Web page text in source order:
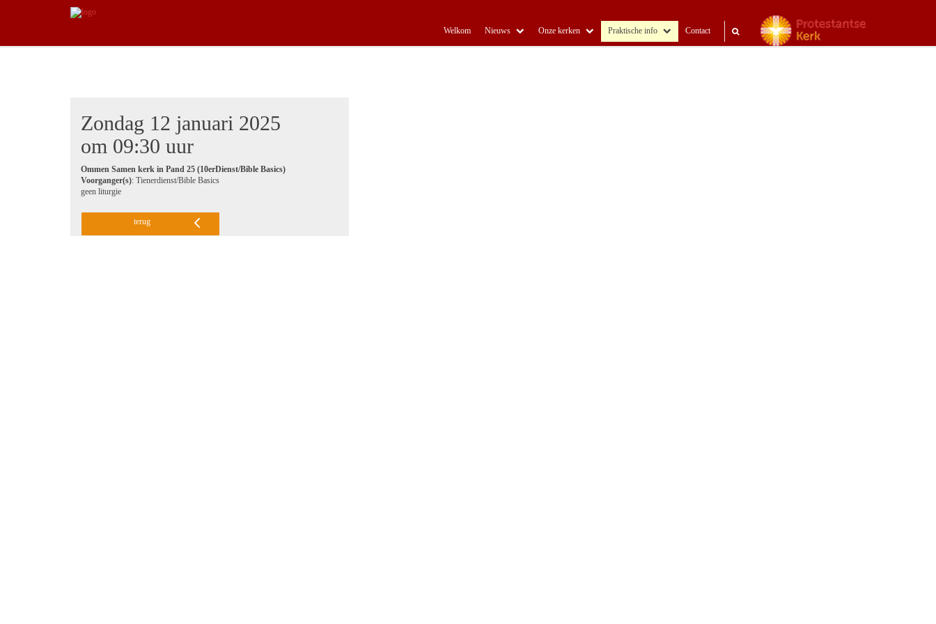
Welkom Nieuws Onze kerken Praktische info Contact
Zondag 12 januari 2025
om 09:30 uur
Ommen Samen kerk in Pand 25 (10erDienst/Bible Basics)
Voorganger(s): Tienerdienst/Bible Basics
geen liturgie
terug